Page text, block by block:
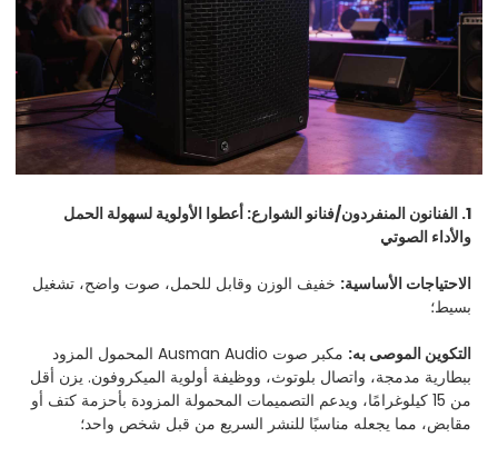
1. الفنانون المنفردون/فنانو الشوارع: أعطوا الأولوية لسهولة الحمل
والأداء الصوتي
الاحتياجات الأساسية: خفيف الوزن وقابل للحمل، صوت واضح، تشغيل
بسيط؛
التكوين الموصى به:
مكبر صوت Ausman Audio المحمول المزود
ببطارية مدمجة، واتصال بلوتوث، ووظيفة أولوية الميكروفون. يزن أقل
من 15 كيلوغرامًا، ويدعم التصميمات المحمولة المزودة بأحزمة كتف أو
مقابض، مما يجعله مناسبًا للنشر السريع من قبل شخص واحد؛